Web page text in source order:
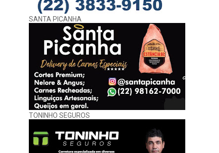
SANTA PICANHA
TONINHO SEGUROS